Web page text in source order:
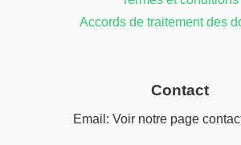
Accords de traitement des
Contact
Email: Voir notre page